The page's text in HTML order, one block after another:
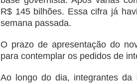
R$ 145 bilhões. Essa cifra já
semana passada.
O prazo de apresentação do
para contemplar os pedidos de
Ao longo do dia, integrantes